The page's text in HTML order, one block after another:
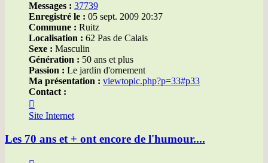
Messages : 37739
Enregistré le : 05 sept. 2009 20:37
Commune : Ruitz
Localisation : 62 Pas de Calais
Sexe : Masculin
Génération : 50 ans et plus
Passion : Le jardin d'ornement
Ma présentation : viewtopic.php?p=33#p33
Contact :
Philippe
Site Internet
Les 70 ans et + ont encore de l'humour....